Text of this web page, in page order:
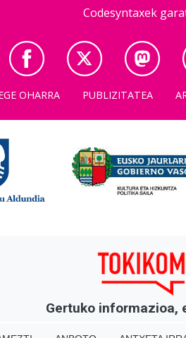
Codesyntaxek
OHARRA PUBLIZITATEA
Gertuko informazioa,